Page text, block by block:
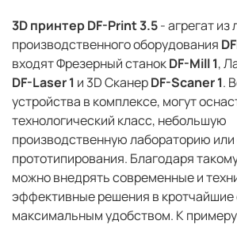
3D принтер DF-Print 3.5- агрегат из
производственного оборудования
входят Фрезерный станокDF-Mill 1,
DF-Laser 1 и 3D СканерDF-Scaner 1.
устройства в комплексе, могут
технологический класс, небольшую
производственную лабораторию или
прототипирования. Благодаря
можно внедрять современные и
эффективные решения в кротчайшие
максимальным удобством. К